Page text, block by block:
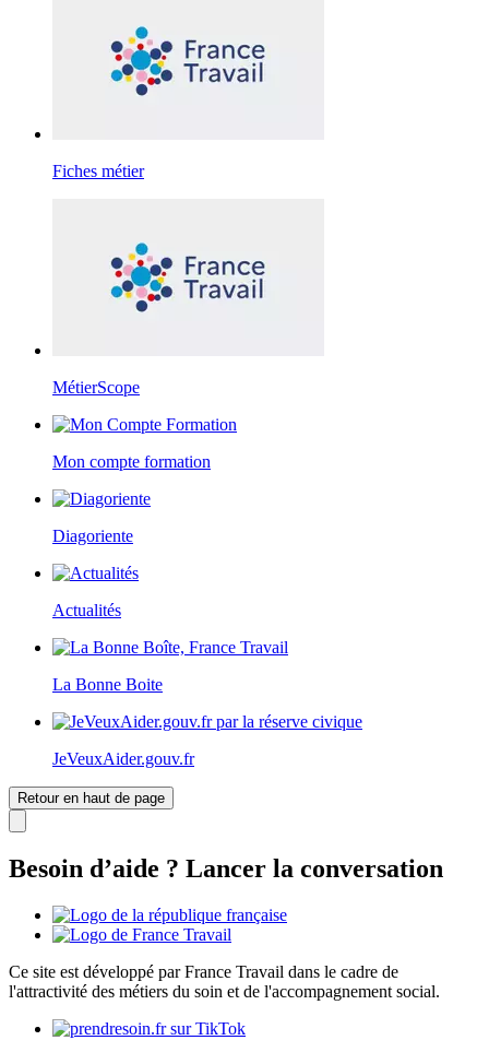
Fiches métier
MétierScope
Mon compte formation
Diagoriente
Actualités
La Bonne Boite
JeVeuxAider.gouv.fr
Retour en haut de page
Besoin d’aide ? Lancer la conversation
Ce site est développé par France Travail dans le cadre de
l'attractivité des métiers du soin et de l'accompagnement social.